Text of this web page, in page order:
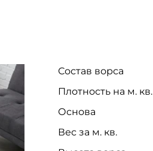
Состав ворса
Плотность на м. кв.
Основа
Вес за м. кв.